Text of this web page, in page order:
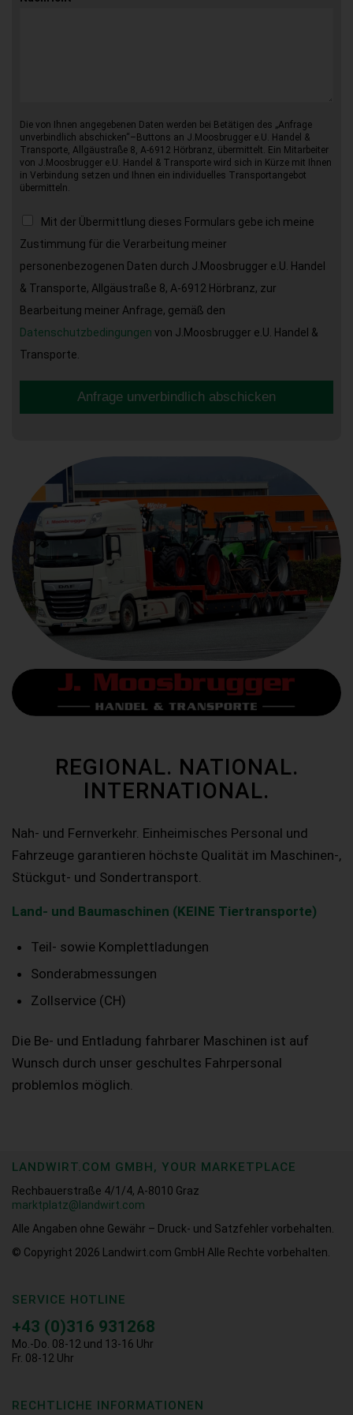
Die von Ihnen angegebenen Daten werden bei Betätigen des „Anfrage
unverbindlich abschicken“–Buttons an J.Moosbrugger e.U. Handel &
Transporte, Allgäustraße 8, A-6912 Hörbranz, übermittelt. Ein Mitarbeiter
von J.Moosbrugger e.U. Handel & Transporte wird sich in Kürze mit Ihnen
in Verbindung setzen und Ihnen ein individuelles Transportangebot
übermitteln.
Mit der Übermittlung dieses Formulars gebe ich meine
Zustimmung für die Verarbeitung meiner
personenbezogenen Daten durch J.Moosbrugger e.U. Handel
& Transporte, Allgäustraße 8, A-6912 Hörbranz, zur
Bearbeitung meiner Anfrage, gemäß den
Datenschutzbedingungen von J.Moosbrugger e.U. Handel &
Transporte.
Anfrage unverbindlich abschicken
REGIONAL. NATIONAL.
INTERNATIONAL.
Nah- und Fernverkehr. Einheimisches Personal und
Fahrzeuge garantieren höchste Qualität im Maschinen-,
Stückgut- und Sondertransport.
Land- und Baumaschinen (KEINE Tiertransporte)
Teil- sowie Komplettladungen
Sonderabmessungen
Zollservice (CH)
Die Be- und Entladung fahrbarer Maschinen ist auf
Wunsch durch unser geschultes Fahrpersonal
problemlos möglich.
LANDWIRT.COM GMBH, YOUR MARKETPLACE
Rechbauerstraße 4/1/4, A-8010 Graz
marktplatz@landwirt.com
Alle Angaben ohne Gewähr – Druck- und Satzfehler vorbehalten.
© Copyright 2026
Landwirt.com GmbH Alle Rechte vorbehalten.
SERVICE HOTLINE
+43 (0)316 931268
Mo.-Do. 08-12 und 13-16 Uhr
Fr. 08-12 Uhr
RECHTLICHE INFORMATIONEN